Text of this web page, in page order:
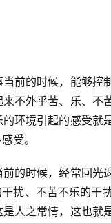
前的时候，能够控
不外乎苦、乐、不
环境引起的感受就
受。
的时候，经常回光
扰、不苦不乐的干
人之常情，这也就